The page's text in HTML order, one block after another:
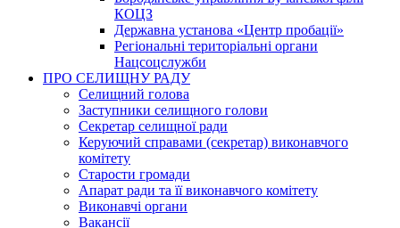
КОЦЗ
Державна установа «Центр пробації»
Регіональні територіальні органи
Нацсоцслужби
ПРО СЕЛИЩНУ РАДУ
Селищний голова
Заступники селищного голови
Секретар селищної ради
Керуючий справами (секретар) виконавчого
комітету
Старости громади
Апарат ради та її виконавчого комітету
Виконавчі органи
Вакансії